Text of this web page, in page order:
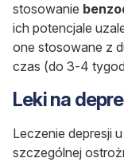
stosowanie
ich potencjale
one stosowane z
czas (do 3-4
Leki na
Leczenie depresji
szczególnej